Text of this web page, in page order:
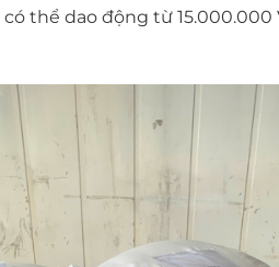
thể dao động từ